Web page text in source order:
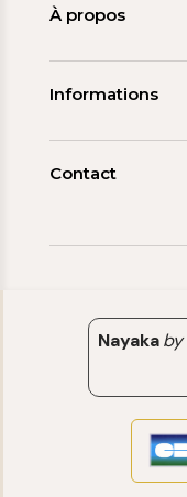
À propos
Informations
Contact
Nayaka by